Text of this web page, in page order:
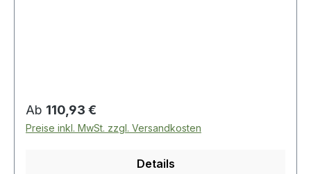
Regulärer Preis:
Ab 110,93 €
Preise inkl. MwSt. zzgl. Versandkosten
Details